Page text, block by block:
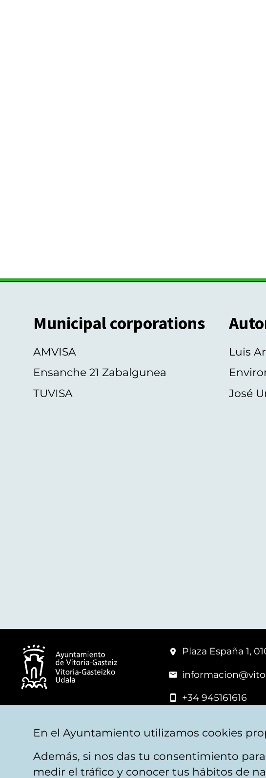
Municipal corporations
AMVISA
Ensanche 21 Zabalgunea
TUVISA
Luis
José
Plaza España 1,
+34 945161616
Legal warning Privacy Politica de cookies Website map
En el Ayuntamiento utilizamos cookies
Además, si nos das tu consentimiento
medir el tráfico y conocer tus hábitos de